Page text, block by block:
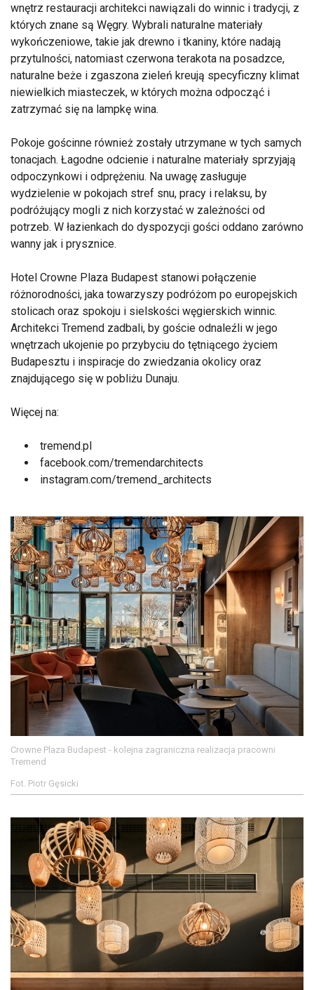
wnętrz restauracji architekci nawiązali do winnic i tradycji, z
których znane są Węgry. Wybrali naturalne materiały
wykończeniowe, takie jak drewno i tkaniny, które nadają
przytulności, natomiast czerwona terakota na posadzce,
naturalne beże i zgaszona zieleń kreują specyficzny klimat
niewielkich miasteczek, w których można odpocząć i
zatrzymać się na lampkę wina.
Pokoje gościnne również zostały utrzymane w tych samych
tonacjach. Łagodne odcienie i naturalne materiały sprzyjają
odpoczynkowi i odprężeniu. Na uwagę zasługuje
wydzielenie w pokojach stref snu, pracy i relaksu, by
podróżujący mogli z nich korzystać w zależności od
potrzeb. W łazienkach do dyspozycji gości oddano zarówno
wanny jak i prysznice.
Hotel Crowne Plaza Budapest stanowi połączenie
różnorodności, jaka towarzyszy podróżom po europejskich
stolicach oraz spokoju i sielskości węgierskich winnic.
Architekci Tremend zadbali, by goście odnaleźli w jego
wnętrzach ukojenie po przybyciu do tętniącego życiem
Budapesztu i inspiracje do zwiedzania okolicy oraz
znajdującego się w pobliżu Dunaju.
Więcej na:
tremend.pl
facebook.com/tremendarchitects
instagram.com/tremend_architects
Crowne Plaza Budapest - kolejna zagraniczna realizacja pracowni
Tremend
Fot. Piotr Gęsicki